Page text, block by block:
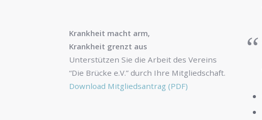
Krankheit macht arm,
Krankheit grenzt aus
Unterstützen Sie die Arbeit des Vereins
“Die Brücke e.V.” durch Ihre Mitgliedschaft.
Download Mitgliedsantrag (PDF)